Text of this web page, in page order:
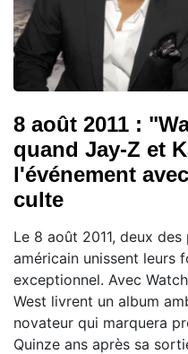
8 août 2011 :
quand Jay-Z et
l'événement
culte
Le 8 août 2011, deux
américain unissent leurs
exceptionnel. Avec
West livrent un album
novateur qui marquera
Quinze ans après sa